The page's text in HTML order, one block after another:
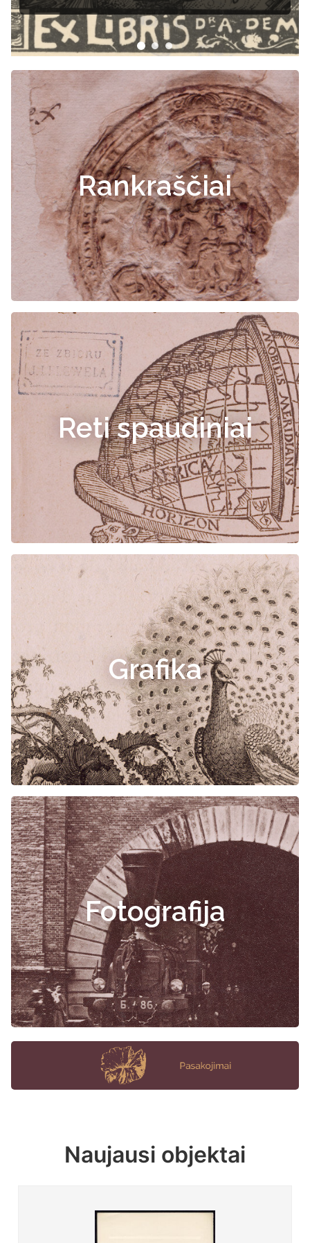
Rankraščiai
Reti spaudiniai
Grafika
Fotografija
Naujausi objektai